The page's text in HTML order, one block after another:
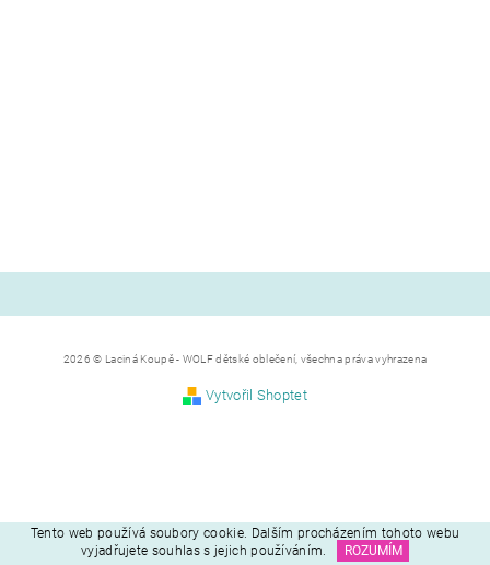
2026 © Laciná Koupě - WOLF dětské oblečení, všechna práva vyhrazena
Vytvořil Shoptet
Tento web používá soubory cookie. Dalším procházením tohoto webu
vyjadřujete souhlas s jejich používáním.
ROZUMÍM